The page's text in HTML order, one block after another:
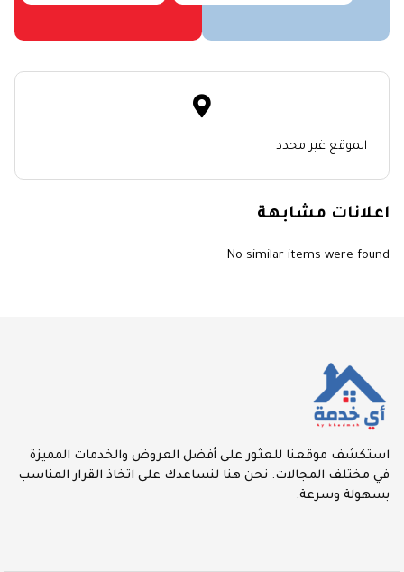
الموقع غير محدد
اعلانات مشابهة
No similar items were found
استكشف موقعنا للعثور على أفضل العروض والخدمات المميزة
في مختلف المجالات. نحن هنا لنساعدك على اتخاذ القرار المناسب
بسهولة وسرعة.